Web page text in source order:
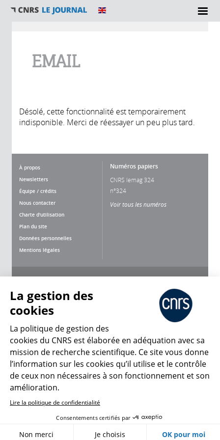
EMAIL
Désolé, cette fonctionnalité est temporairement
indisponible. Merci de réessayer un peu plus tard.
À propos
Newsletters
Équipe / crédits
Nous contacter
Charte d'utilisation
Plan du site
Données personnelles
Mentions légales
Numéros papiers
CNRS lemag 324
n°324
Voir tous les numéros
CNRS Le Mag
© 2026, CNRS
Créer un compte Se connecter
Gestion des cookies
La gestion des
cookies
La politique de gestion des
cookies du CNRS est élaborée en adéquation avec sa
mission de recherche scientifique. Ce site vous donne
l’information sur les cookies qu’il utilise et le contrôle
de ceux non nécessaires à son fonctionnement et son
amélioration.
Lire la politique de confidentialité
Consentements certifiés par
Non merci Je choisis OK pour moi